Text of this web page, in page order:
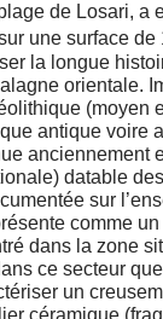
de Losari, a
une surface de
la longue
orientale.
(moyen
antique voire
anciennement
datable
sur
comme
dans la zone
ce secteur
un
céramique